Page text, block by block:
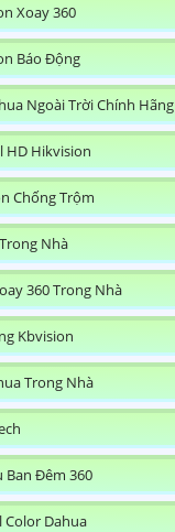
Xoay 360
Báo Động
Ngoài Trời Chính Hãng
HD Hikvision
Chống Trộm
Nhà
360 Trong Nhà
Kbvision
Trong Nhà
Ban Đêm 360
Color Dahua